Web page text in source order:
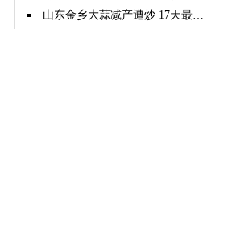
山东金乡大蒜减产遭炒 17天最高涨价达六成以上